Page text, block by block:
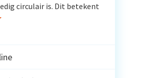
circulair is. Dit betekent